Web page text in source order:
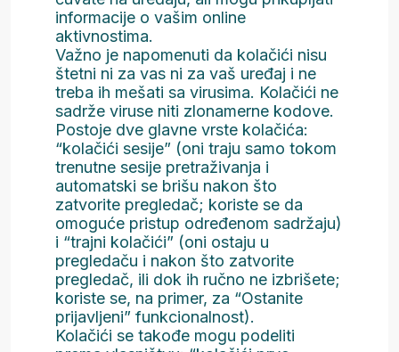
informacije o vašim online
aktivnostima.
Važno je napomenuti da kolačići nisu
štetni ni za vas ni za vaš uređaj i ne
treba ih mešati sa virusima. Kolačići ne
sadrže viruse niti zlonamerne kodove.
Postoje dve glavne vrste kolačića:
“kolačići sesije” (oni traju samo tokom
trenutne sesije pretraživanja i
automatski se brišu nakon što
zatvorite pregledač; koriste se da
omoguće pristup određenom sadržaju)
i “trajni kolačići” (oni ostaju u
pregledaču i nakon što zatvorite
pregledač, ili dok ih ručno ne izbrišete;
koriste se, na primer, za “Ostanite
prijavljeni” funkcionalnost).
Kolačići se takođe mogu podeliti